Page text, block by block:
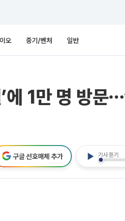
오 중기/벤처 일반
에 1만 명 방
기사 듣기
구글 선호매체 추가